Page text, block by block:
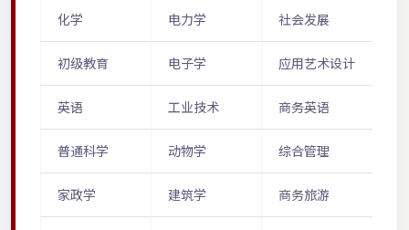
化学 电力学 社会发展
初级教育 电子学 应用艺术设计
英语 工业技术 商务英语
普通科学 动物学 综合管理
家政学 建筑学 商务旅游